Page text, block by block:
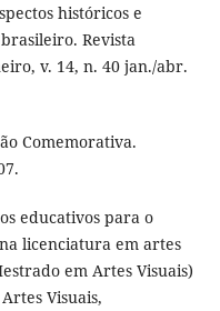
históricos e
Revista
v. 14, n. 40 jan./abr.
Comemorativa.
educativos para o
licenciatura em artes
em Artes Visuais)
Visuais,